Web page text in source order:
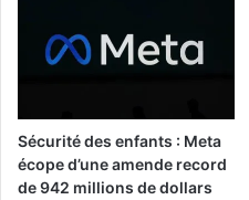
Sécurité des enfants : Meta
écope d’une amende record
de 942 millions de dollars